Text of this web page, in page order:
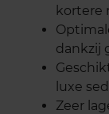
kortere
dankzij
luxe
Zeer